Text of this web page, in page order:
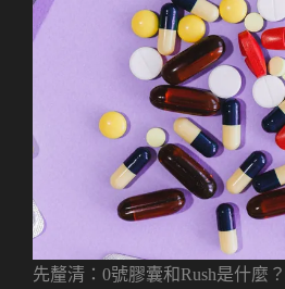
先釐清：0號膠囊和Rush是什麼